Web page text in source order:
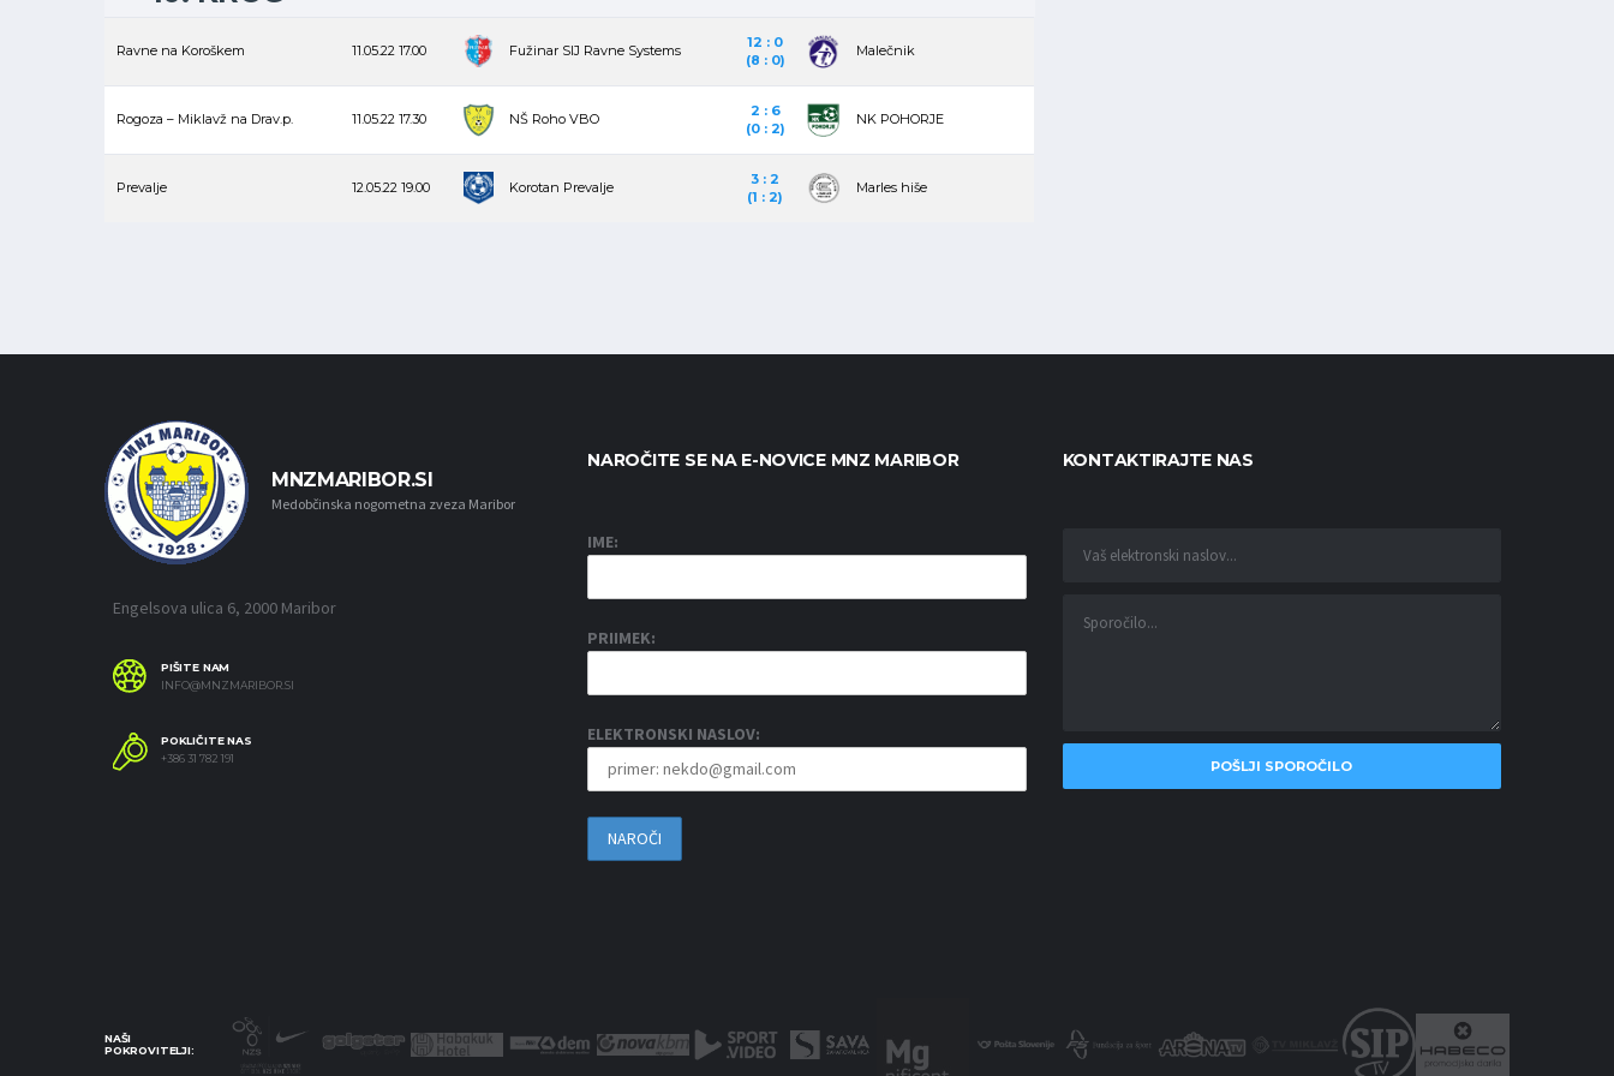
Ravne na Koroškem 11.05.22 17.00 Fužinar SIJ Ravne Systems
12 : 0
(8 : 0)
Malečnik
Rogoza – Miklavž na Drav.p. 11.05.22 17.30 NŠ Roho VBO
2 : 6
(0 : 2)
NK POHORJE
Prevalje 12.05.22 19.00 Korotan Prevalje
3 : 2
(1 : 2)
Marles hiše
MNZMARIBOR.SI
Medobčinska nogometna zveza Maribor
Engelsova ulica 6, 2000 Maribor
PIŠITE NAM
INFO@MNZMARIBOR.SI
POKLIČITE NAS
+386 31 782 191
NAROČITE SE NA E-NOVICE MNZ MARIBOR
IME:
PRIIMEK:
ELEKTRONSKI NASLOV:
KONTAKTIRAJTE NAS
NAŠI
POKROVITELJI: